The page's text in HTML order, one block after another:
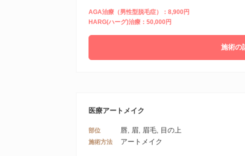
AGA治療（男性型脱毛症）：8,900円
HARG(ハーグ)治療：50,000円
施術の
医療アートメイク
部位 唇, 眉, 眉毛, 目の上
施術方法 アートメイク